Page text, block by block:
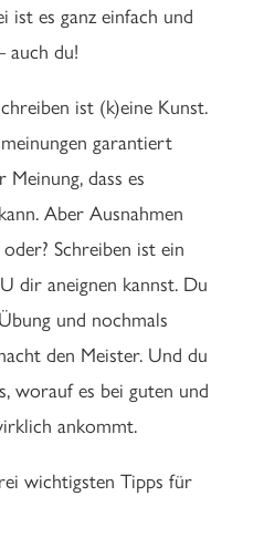
ist es ganz einfach und
auch du!
ist (k)eine Kunst.
garantiert
Meinung, dass es
Aber Ausnahmen
Schreiben ist ein
dir aneignen kannst. Du
und nochmals
den Meister. Und du
worauf es bei guten und
ankommt.
wichtigsten Tipps für